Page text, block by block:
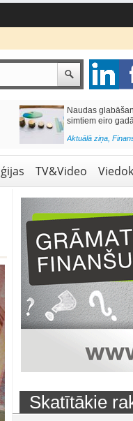
Naudas
simtiem eiro
Aktuālā ziņa,
TV&Video
Skatītākie